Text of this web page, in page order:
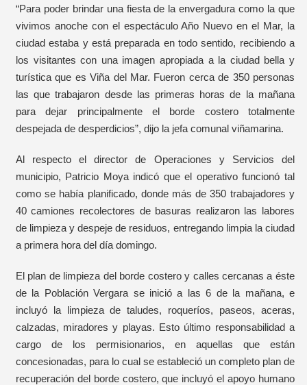
“Para poder brindar una fiesta de la envergadura como la que
vivimos anoche con el espectáculo Año Nuevo en el Mar, la
ciudad estaba y está preparada en todo sentido, recibiendo a
los visitantes con una imagen apropiada a la ciudad bella y
turística que es Viña del Mar. Fueron cerca de 350 personas
las que trabajaron desde las primeras horas de la mañana
para dejar principalmente el borde costero totalmente
despejada de desperdicios”, dijo la jefa comunal viñamarina.
Al respecto el director de Operaciones y Servicios del
municipio, Patricio Moya indicó que el operativo funcionó tal
como se había planificado, donde más de 350 trabajadores y
40 camiones recolectores de basuras realizaron las labores
de limpieza y despeje de residuos, entregando limpia la ciudad
a primera hora del día domingo.
El plan de limpieza del borde costero y calles cercanas a éste
de la Población Vergara se inició a las 6 de la mañana, e
incluyó la limpieza de taludes, roqueríos, paseos, aceras,
calzadas, miradores y playas. Esto último responsabilidad a
cargo de los permisionarios, en aquellas que están
concesionadas, para lo cual se estableció un completo plan de
recuperación del borde costero, que incluyó el apoyo humano